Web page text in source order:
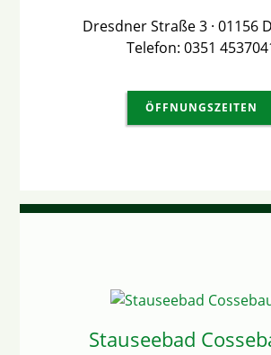
Dresdner Straße 3 · 01156
Telefon: 0351
ÖFFNUNGSZEITEN
Stauseebad